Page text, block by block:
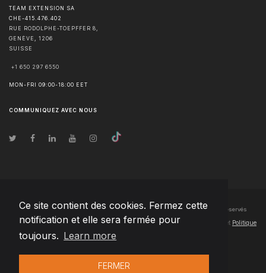
Ce site contient des cookies. Fermez cette
notification et elle sera fermée pour
toujours. Learn more
FERMER
TEAM EXTENSION SA
CHE-415.476.402
RUE RODOLPHE-TOEPFFER 8,
GENÈVE
1206
SUISSE
+1 650 297 6550
MON-FRI 09:00-18:00 EET
COMMUNIQUEZ AVEC NOUS
© Droits d'auteur2026 Team Extension SA France- Tous les droits sont réservés
Changelog● En utilisant ce site, vous acceptez nos Conditions d'utilisation et Politique
de confidentialité